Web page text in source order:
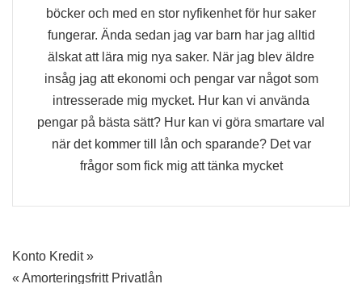
böcker och med en stor nyfikenhet för hur saker
fungerar. Ända sedan jag var barn har jag alltid
älskat att lära mig nya saker. När jag blev äldre
insåg jag att ekonomi och pengar var något som
intresserade mig mycket. Hur kan vi använda
pengar på bästa sätt? Hur kan vi göra smartare val
när det kommer till lån och sparande? Det var
frågor som fick mig att tänka mycket
Inläggsnavigering
Konto Kredit »
« Amorteringsfritt Privatlån